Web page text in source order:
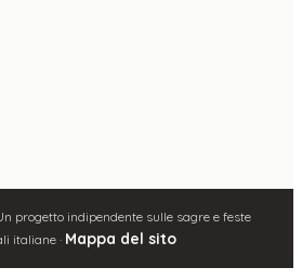
progetto indipendente sulle sagre e feste
italiane · Mappa del sito